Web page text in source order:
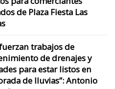
de Plaza Fiesta Las
trabajos de
de drenajes y
para estar listos en
de lluvias”: Antonio